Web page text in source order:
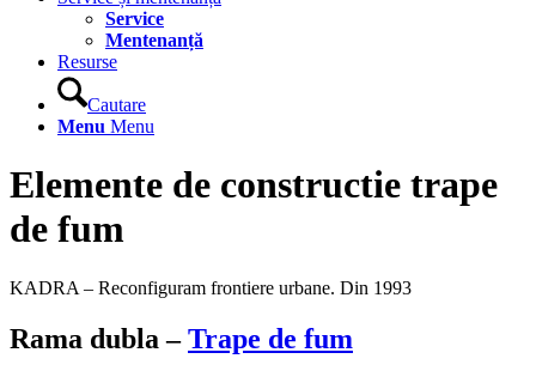
Service
Mentenanță
Resurse
Cautare
Menu Menu
Elemente de constructie trape
de fum
KADRA – Reconfiguram frontiere urbane. Din 1993
Rama dubla –Trape de fum